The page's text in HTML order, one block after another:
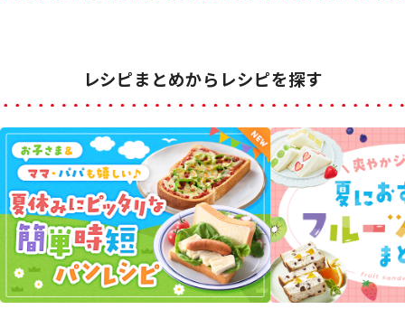
レシピまとめからレシピを探す